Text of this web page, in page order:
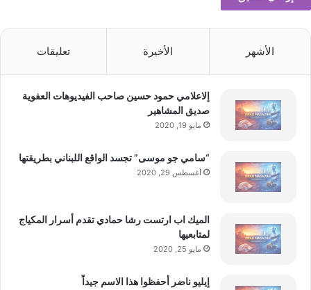
الأشهر الأخيرة تعليقات
إلاعلامي حمود حسين صاحب الفيديوهات العفوية
صديق المشاهير
مايو 19, 2020
“سامي جو موسى” تجسد الواقع اللبناني بطريقتها
أغسطس 29, 2020
الميك اب ارتست رشا حمادي تقدم أسرار المكياج
لمتابعيها
مايو 25, 2020
إيليو ناضر أحفظوا هذا الاسم جيداً